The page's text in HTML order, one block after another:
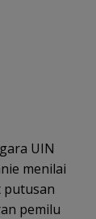
UIN
menilai
putusan
pemilu